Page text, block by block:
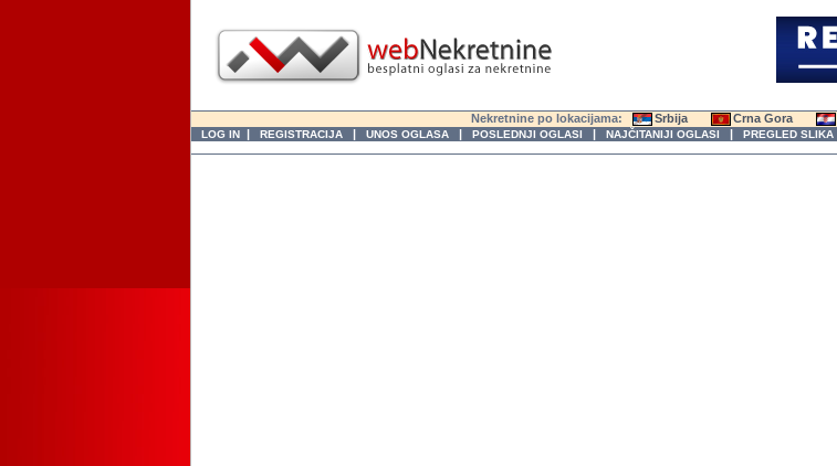
Nekretnine po lokacijama: Srbija Crna Gora
LOG IN | REGISTRACIJA | UNOS OGLASA | POSLEDNJI OGLASI | NAJČITANIJI OGLASI | PREGLED SLIKA